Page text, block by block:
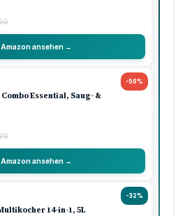
ansehen →
-50%
Essential, Saug- &
ansehen →
-32%
14-in-1, 5L